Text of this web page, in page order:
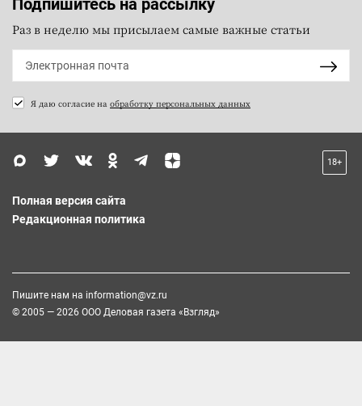
Подпишитесь на рассылку
Раз в неделю мы присылаем самые важные статьи
Я даю согласие на обработку персональных данных
18+
Полная версия сайта
Редакционная политика
Пишите нам на information@vz.ru
© 2005 — 2026 ООО Деловая газета «Взгляд»